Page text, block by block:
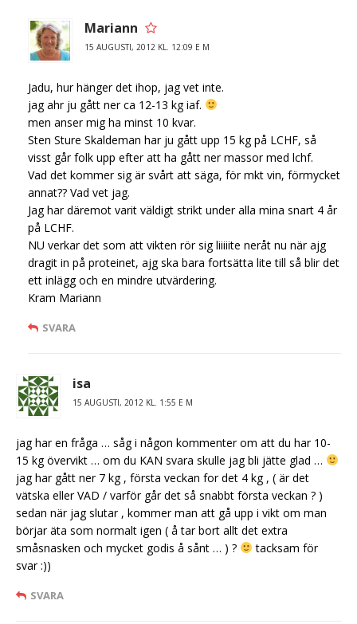
Mariann
15 AUGUSTI, 2012 KL. 12:09 E M
Jadu, hur hänger det ihop, jag vet inte.
jag ahr ju gått ner ca 12-13 kg iaf.
men anser mig ha minst 10 kvar.
Sten Sture Skaldeman har ju gått upp 15 kg på LCHF, så
visst går folk upp efter att ha gått ner massor med lchf.
Vad det kommer sig är svårt att säga, för mkt vin, förmycket
annat?? Vad vet jag.
Jag har däremot varit väldigt strikt under alla mina snart 4 år
på LCHF.
NU verkar det som att vikten rör sig liiiiite neråt nu när ajg
dragit in på proteinet, ajg ska bara fortsätta lite till så blir det
ett inlägg och en mindre utvärdering.
Kram Mariann
SVARA
isa
15 AUGUSTI, 2012 KL. 1:55 E M
jag har en fråga … såg i någon kommenter om att du har 10-
15 kg övervikt … om du KAN svara skulle jag bli jätte glad …
jag har gått ner 7 kg , första veckan for det 4 kg , ( är det
vätska eller VAD / varför går det så snabbt första veckan ? )
sedan när jag slutar , kommer man att gå upp i vikt om man
börjar äta som normalt igen ( å tar bort allt det extra
småsnasken och mycket godis å sånt … ) ?
tacksam för
svar :))
SVARA